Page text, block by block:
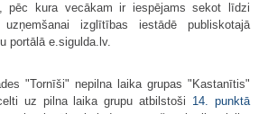
pēc kura vecākam ir iespējams sekot līdzi
izglītības iestādē publiskotajā
portālā e.sigulda.lv.
"Tornīši" nepilna laika grupas "Kastanītis"
uz pilna laika grupu atbilstoši 14. punktā